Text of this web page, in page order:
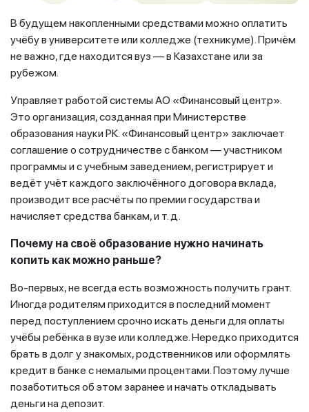
В будущем накопленными средствами можно оплатить
учёбу в университете или колледже (техникуме). Причём
не важно, где находится вуз — в Казахстане или за
рубежом.
Управляет работой системы АО «Финансовый центр».
Это организация, созданная при Министерстве
образования науки РК. «Финансовый центр» заключает
соглашение о сотрудничестве с банком — участником
программы и с учебным заведением, регистрирует и
ведёт учёт каждого заключённого договора вклада,
производит все расчёты по премии государства и
начисляет средства банкам, и т. д.
Почему на своё образование нужно начинать
копить как можно раньше?
Во-первых, не всегда есть возможность получить грант.
Иногда родителям приходится в последний момент
перед поступлением срочно искать деньги для оплаты
учёбы ребёнка в вузе или колледже. Нередко приходится
брать в долг у знакомых, родственников или оформлять
кредит в банке с немалыми процентами. Поэтому лучше
позаботиться об этом заранее и начать откладывать
деньги на депозит.